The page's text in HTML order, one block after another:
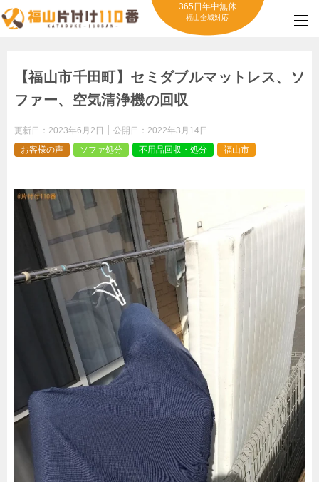
365日年中無休
福山全域対応
【福山市千田町】セミダブルマットレス、ソ
ファー、空気清浄機の回収
更新日： 2023年6月2日 公開日： 2022年3月14日
お客様の声
ソファ処分 不用品回収・処分 福山市